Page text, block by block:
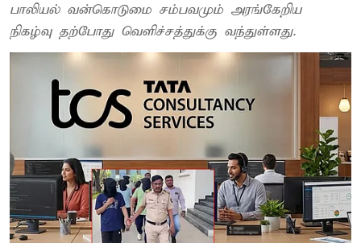
பாலியல் வன்கொடுமை சம்பவமும் அரங்கேறிய
நிகழ்வு தற்போது வெளிச்சத்துக்கு வந்துள்ளது.